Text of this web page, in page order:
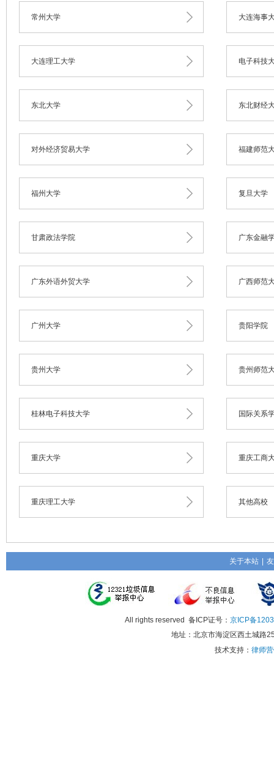
常州大学 大连海事
大连理工大学 电子科技
东北大学 东北财经
对外经济贸易大学 福建师范
福州大学 复旦大学
甘肃政法学院 广东金融
广东外语外贸大学 广西师范
广州大学 贵阳学院
贵州大学 贵州师范
桂林电子科技大学 国际关系
重庆大学 重庆工商
重庆理工大学 其他高校
关于本站
All rights reserved 备ICP证号： 京ICP备
地址：北京市海淀区西土城路
技术支持： 律师